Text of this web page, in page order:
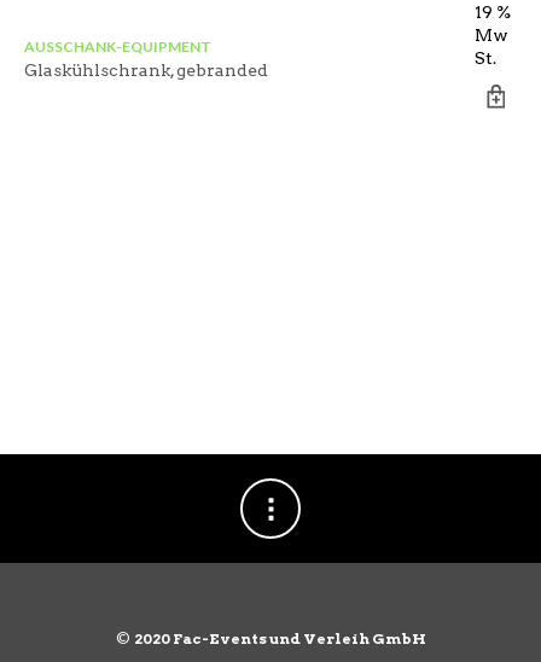
19 %
Mw
St.
AUSSCHANK-EQUIPMENT
Glaskühlschrank, gebranded
© 2020 Fac-Events und Verleih GmbH